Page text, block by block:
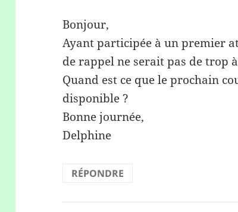
Bonjour,
Ayant participée à un premier
de rappel ne serait pas de trop
Quand est ce que le prochain
disponible ?
Bonne journée,
Delphine
RÉPONDRE